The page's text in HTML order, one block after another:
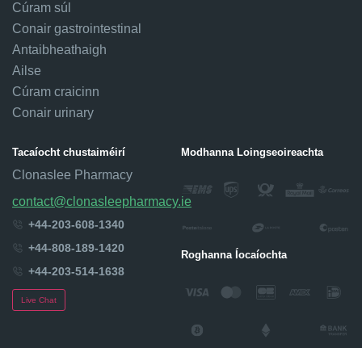
Cúram súl
Conair gastrointestinal
Antaibheathaigh
Ailse
Cúram craicinn
Conair urinary
Tacaíocht chustaiméirí
Clonaslee Pharmacy
contact@clonasleepharmacy.ie
+44-203-608-1340
+44-808-189-1420
+44-203-514-1638
Live Chat
Modhanna Loingseoireachta
Roghanna Íocaíochta